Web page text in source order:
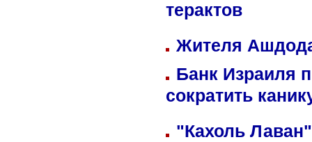
терактов
Жителя
Банк Израиля
сократить
"Кахоль